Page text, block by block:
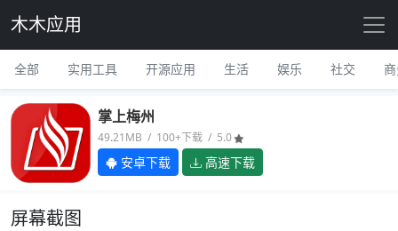
木木应用
全部 实用工具 开源应用 生活 娱乐 社交
掌上梅州
49.21MB / 100+下载 / 5.0
安卓下载 高速下载
屏幕截图